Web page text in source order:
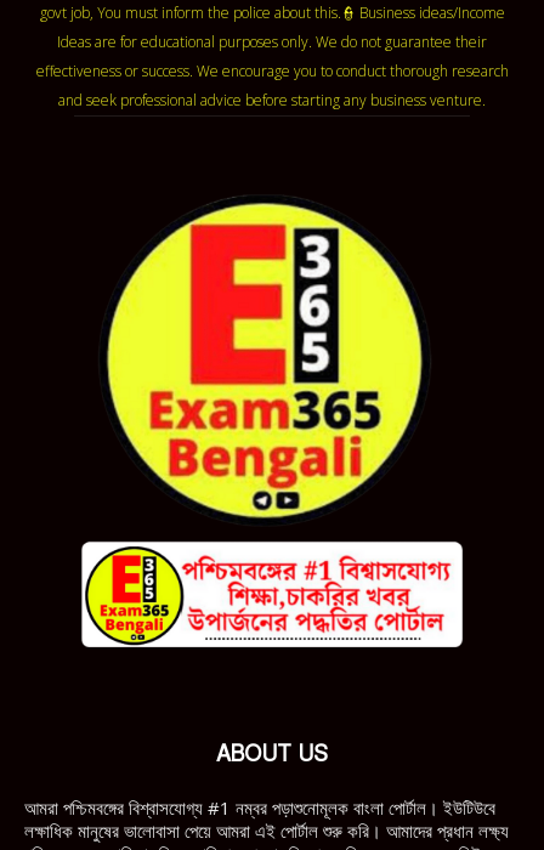
govt job, You must inform the police about this.👮 Business ideas/Income
Ideas are for educational purposes only. We do not guarantee their
effectiveness or success. We encourage you to conduct thorough research
and seek professional advice before starting any business venture.
ABOUT US
আমরা পশ্চিমবঙ্গের বিশ্বাসযোগ্য #1 নম্বর পড়াশুনোমূলক বাংলা পোর্টাল। ইউটিউবে
লক্ষাধিক মানুষের ভালোবাসা পেয়ে আমরা এই পোর্টাল শুরু করি। আমাদের প্রধান লক্ষ্য